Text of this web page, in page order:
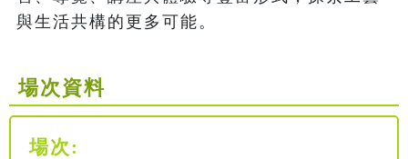
與生活共構的更多可能。
場次資料
場次: